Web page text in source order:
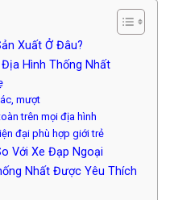
Xuất Ở Đâu?
Hình Thống Nhất
mượt
trên mọi địa hình
đại phù hợp giới trẻ
Với Xe Đạp Ngoại
Nhất Được Yêu Thích